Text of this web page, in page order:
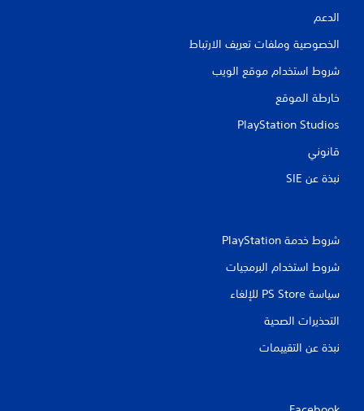
الدعم
الخصوصية وملفات تعريف الارتباط
شروط استخدام موقع الويب
خارطة الموقع
PlayStation Studios
قانوني
نبذة عن SIE‏
شروط خدمة PlayStation‏
شروط استخدام البرمجيات
سياسة PS Store للإلغاء
التحذيرات الصحية
نبذة عن التقييمات